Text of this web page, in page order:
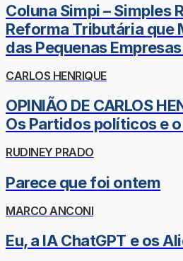
Coluna Simpi – Simples
Reforma Tributária que
das Pequenas
CARLOS HENRIQUE
OPINIÃO DE CARLOS
Os Partidos políticos e
RUDINEY PRADO
Parece que foi ontem
MARCO ANCONI
Eu, a IA ChatGPT e os